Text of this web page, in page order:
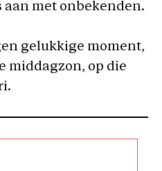
aan met onbekenden.
gelukkige moment,
middagzon, op die